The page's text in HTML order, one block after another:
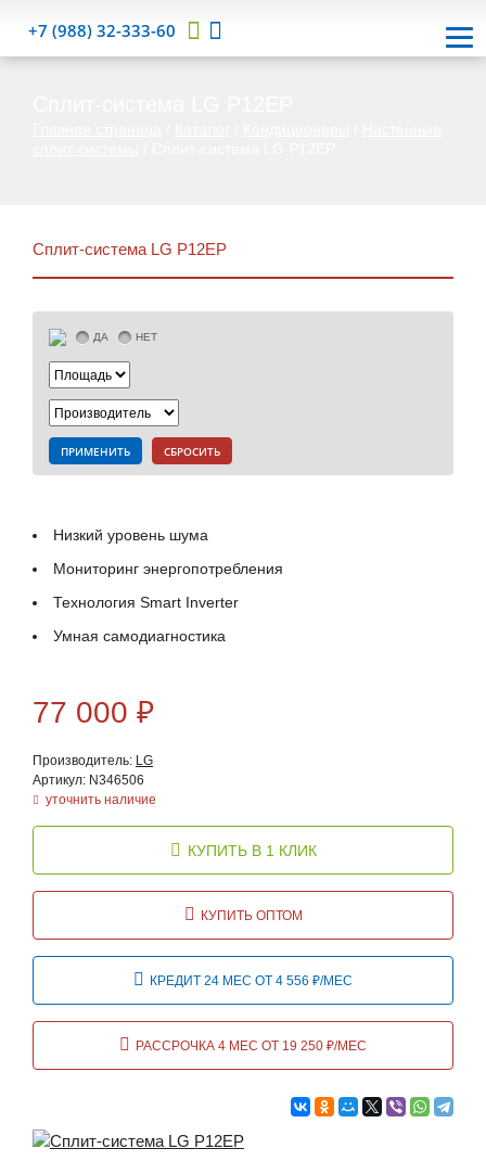
+7 (988) 32-333-60
Сплит-система LG P12EP
ДА НЕТ
ПРИМЕНИТЬ СБРОСИТЬ
Низкий уровень шума
Мониторинг энергопотребления
Технология Smart Inverter
Умная самодиагностика
77 000 ₽
Производитель: LG
Артикул: N346506
уточнить наличие
КУПИТЬ В 1 КЛИК
КУПИТЬ ОПТОМ
КРЕДИТ 24 МЕС ОТ 4 556 ₽/МЕС
РАССРОЧКА 4 МЕС ОТ 19 250 ₽/МЕС